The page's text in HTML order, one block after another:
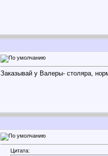
Заказывай у Валеры- столяра,
Цитата: